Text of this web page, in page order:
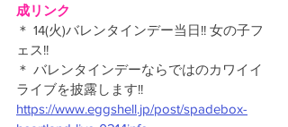
成リンク
＊ 14(火)バレンタインデー当日!! 女の子フ
ェス!!
＊ バレンタインデーならではのカワイイ
ライブを披露します!!
https://www.eggshell.jp/post/spadebox-